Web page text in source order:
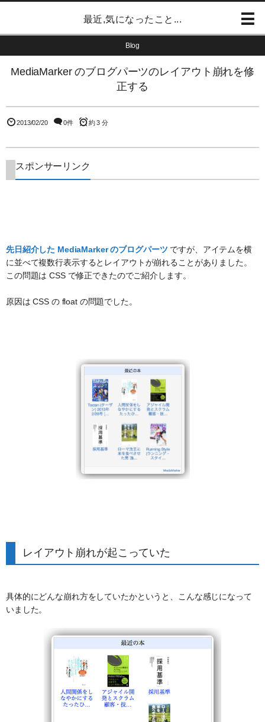
最近,気になったこと...
Blog
MediaMarker のブログパーツのレイアウト崩れを修
正する
2013/02/20 0件 約 3 分
スポンサーリンク
先日紹介した MediaMarker のブログパーツ ですが、アイテムを横
に並べて複数行表示するとレイアウトが崩れることがありました。
この問題は CSS で修正できたのでご紹介します。
原因は CSS の float の問題でした。
レイアウト崩れが起こっていた
具体的にどんな崩れ方をしていたかというと、こんな感じになって
いました。